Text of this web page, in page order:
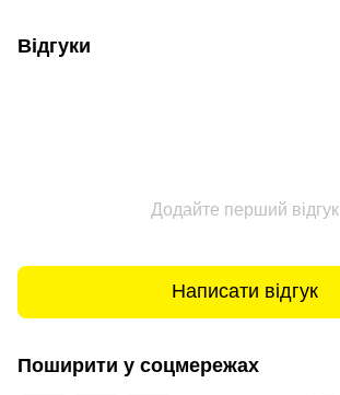
Відгуки
Додайте перший відгук
Написати відгук
Поширити у соцмережах